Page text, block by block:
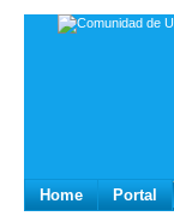
Home Portal